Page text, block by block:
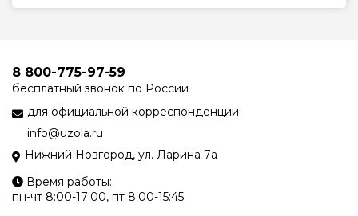
8 800-775-97-59
бесплатный звонок по России
для официальной корреспонденции
info@uzola.ru
Нижний Новгород, ул. Ларина 7а
Время работы:
пн-чт 8:00-17:00, пт 8:00-15:45